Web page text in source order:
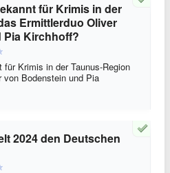
für Krimis in der
Ermittlerduo Oliver
Kirchhoff?
Krimis in der Taunus-Region
Bodenstein und Pia
2024 den Deutschen